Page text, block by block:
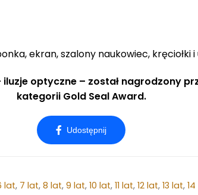
ekran, szalony naukowiec, kręciołki i
optyczne – został nagrodzony
kategorii Gold Seal Award.
lat, 7 lat,8 lat,9 lat,10 lat,11 lat,12 lat,13 lat,